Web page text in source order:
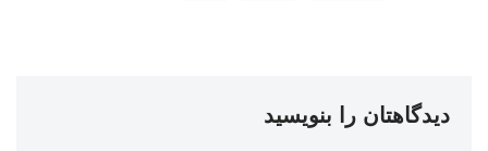
دیدگاهتان را بنویسید